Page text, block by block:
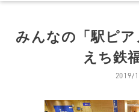
みんなの「駅ピ
えち鉄
2019/